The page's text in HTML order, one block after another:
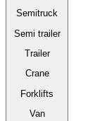
Semitruck
Semi trailer
Trailer
Crane
Forklifts
Van